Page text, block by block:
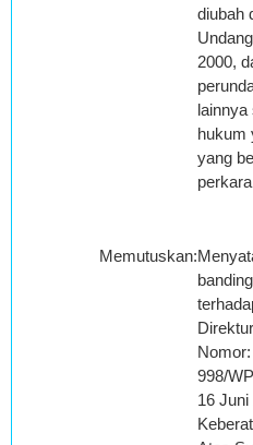
diubah
2000,
lainnya
hukum
yang
Memutuskan:
998/
16 Juni